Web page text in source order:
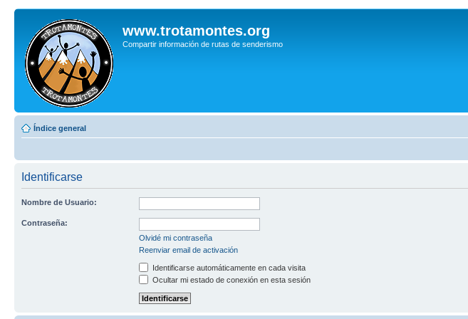
www.trotamontes.org
Compartir información de rutas de senderismo
Índice general
Identificarse
Nombre de Usuario:
Contraseña:
Olvidé mi contraseña
Reenviar email de activación
Identificarse automáticamente en cada visita
Ocultar mi estado de conexión en esta sesión